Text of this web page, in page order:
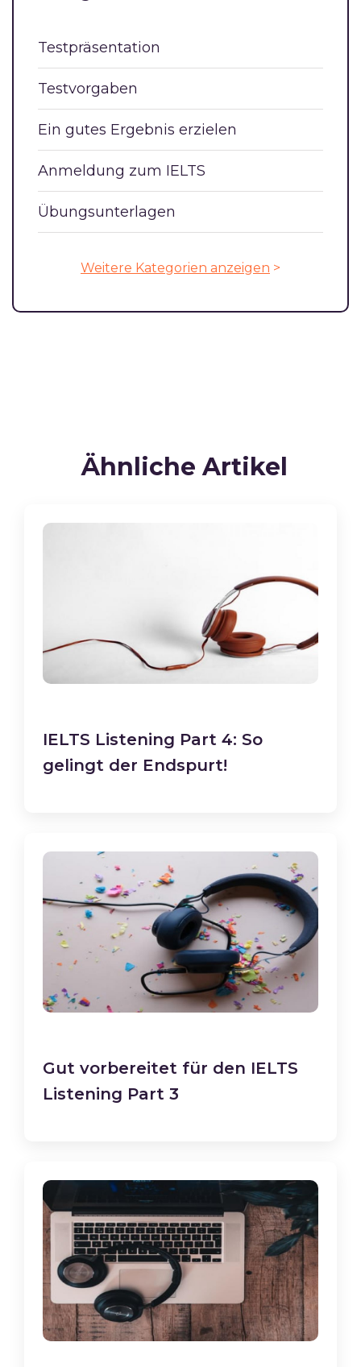
Testpräsentation
Testvorgaben
Ein gutes Ergebnis erzielen
Anmeldung zum IELTS
Übungsunterlagen
Weitere Kategorien anzeigen >
Ähnliche Artikel
IELTS Listening Part 4: So
gelingt der Endspurt!
Gut vorbereitet für den IELTS
Listening Part 3